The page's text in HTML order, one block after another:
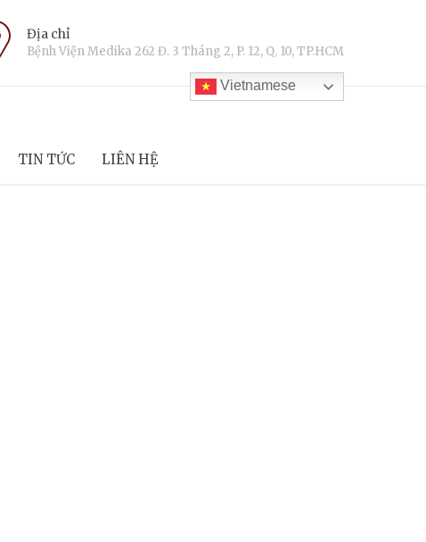
Địa chỉ
Bệnh Viện Medika 262 Đ. 3 Tháng 2, P. 12, Q. 10, TP.HCM
Vietnamese
TIN TỨC LIÊN HỆ